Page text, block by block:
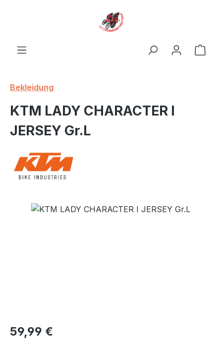
Bekleidung
KTM LADY CHARACTER I
JERSEY Gr.L
Bildergalerie überspringen
Regulärer Preis:
59,99 €